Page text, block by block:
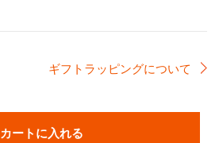
ギフトラッピングについて
カートに入れる